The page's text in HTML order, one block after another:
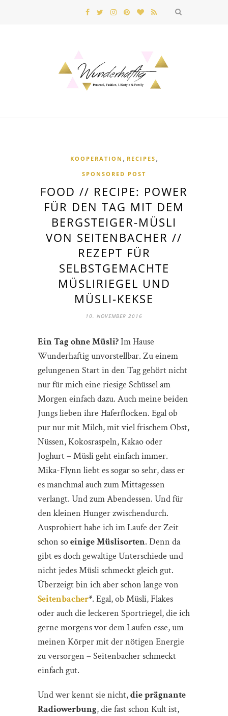
KOOPERATION , RECIPES ,
SPONSORED POST
FOOD // RECIPE: POWER
FÜR DEN TAG MIT DEM
BERGSTEIGER-MÜSLI
VON SEITENBACHER //
REZEPT FÜR
SELBSTGEMACHTE
MÜSLIRIEGEL UND
MÜSLI-KEKSE
10. NOVEMBER 2016
Ein Tag ohne Müsli?Im Hause
Wunderhaftig unvorstellbar. Zu einem
gelungenen Start in den Tag gehört nicht
nur für mich eine riesige Schüssel am
Morgen einfach dazu. Auch meine beiden
Jungs lieben ihre Haferflocken. Egal ob
pur nur mit Milch, mit viel frischem Obst,
Nüssen, Kokosraspeln, Kakao oder
Joghurt – Müsli geht einfach immer.
Mika-Flynn liebt es sogar so sehr, dass er
es manchmal auch zum Mittagessen
verlangt. Und zum Abendessen. Und für
den kleinen Hunger zwischendurch.
Ausprobiert habe ich im Laufe der Zeit
schon soeinige Müslisorten. Denn da
gibt es doch gewaltige Unterschiede und
nicht jedes Müsli schmeckt gleich gut.
Überzeigt bin ich aber schon lange von
Seitenbacher*. Egal, ob Müsli, Flakes
oder auch die leckeren Sportriegel, die ich
gerne morgens vor dem Laufen esse, um
meinen Körper mit der nötigen Energie
zu versorgen – Seitenbacher schmeckt
einfach gut.
Und wer kennt sie nicht,die prägnante
Radiowerbung, die fast schon Kult ist,